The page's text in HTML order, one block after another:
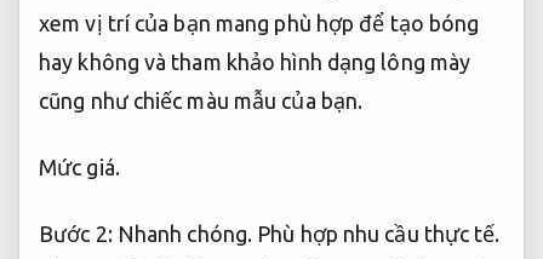
xem vị trí của bạn mang phù hợp để tạo bóng
hay không và tham khảo hình dạng lông mày
cũng như chiếc màu mẫu của bạn.
Mức giá.
Bước 2: Nhanh chóng. Phù hợp nhu cầu thực tế.